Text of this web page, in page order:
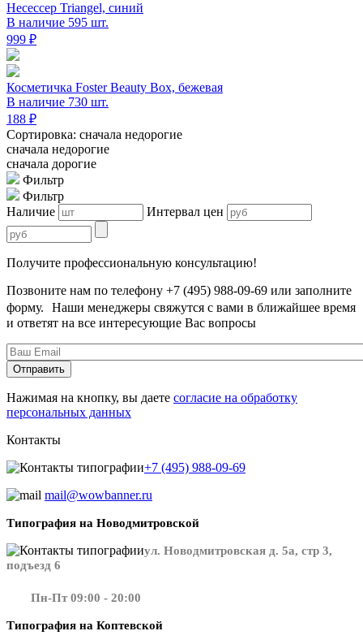
Несессер Triangel, синий
В наличие 595 шт.
999 ₽
Косметичка Foster Beauty Box, бежевая
В наличие 730 шт.
188 ₽
Сортировка: сначала недорогие
сначала недорогие
сначала дорогие
Фильтр
Фильтр
Наличие
Интервал цен
Получите профессиональную консультацию!
Позвоните нам по телефону +7 (495) 988-09-69 или заполните
форму. Наши менеджеры свяжутся с вами в ближайшее время
и ответят на все интересующие Вас вопросы
Нажимая на кнопку, вы даете согласие на обработку
персональных данных
Контакты
+7 (495) 988-09-69
mail@wowbanner.ru
Типография на Новодмитровской
ул. Новодмитровская д. 5а, стр 3,
подъезд 6
Пн-Пт 09:00 - 20:00
Типография на Коптевской